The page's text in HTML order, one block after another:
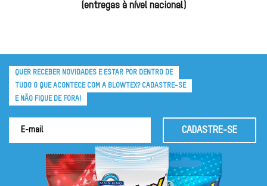
(entregas à nível nacional)
QUER RECEBER NOVIDADES E ESTAR POR DENTRO DE
TUDO O QUE ACONTECE COM A BLOWTEX? CADASTRE-SE
E NÃO FIQUE DE FORA!
CADASTRE-SE